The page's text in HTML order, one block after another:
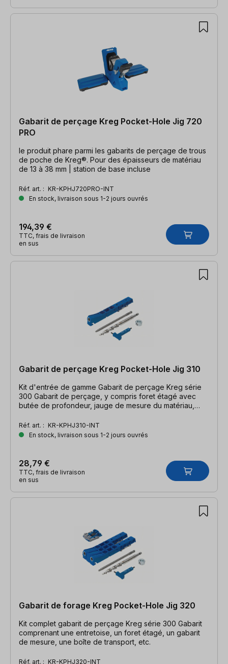
Gabarit de perçage Kreg Pocket-Hole Jig 720
PRO
le produit phare parmi les gabarits de perçage de trous
de poche de Kreg®. Pour des épaisseurs de matériau
de 13 à 38 mm | station de base incluse
Réf. art. : KR-KPHJ720PRO-INT
En stock, livraison sous 1-2 jours ouvrés
194,39 €
TTC, frais de livraison
en sus
Gabarit de perçage Kreg Pocket-Hole Jig 310
Kit d'entrée de gamme Gabarit de perçage Kreg série
300 Gabarit de perçage, y compris foret étagé avec
butée de profondeur, jauge de mesure du matériau,
Réf. art. : KR-KPHJ310-INT
En stock, livraison sous 1-2 jours ouvrés
28,79 €
TTC, frais de livraison
en sus
Gabarit de forage Kreg Pocket-Hole Jig 320
Kit complet gabarit de perçage Kreg série 300 Gabarit
comprenant une entretoise, un foret étagé, un gabarit
de mesure, une boîte de transport, etc.
Réf. art. : KR-KPHJ320-INT